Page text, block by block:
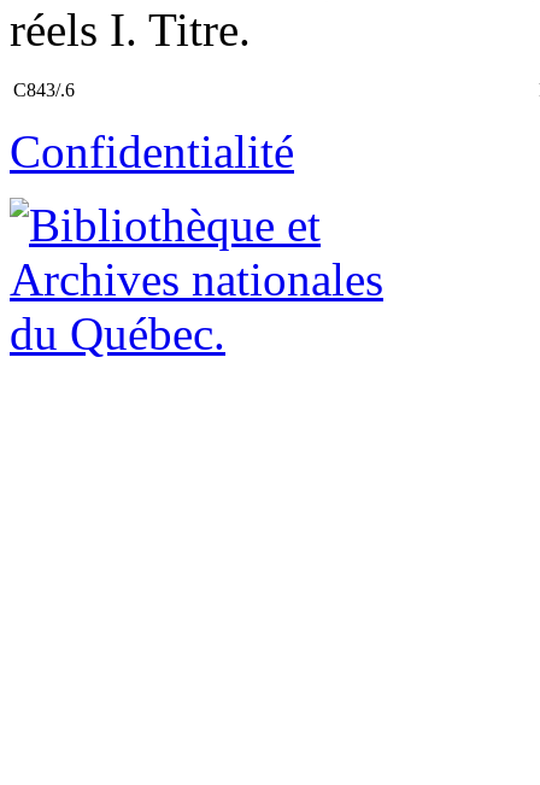
réels I. Titre.
C843/.6
Confidentialité